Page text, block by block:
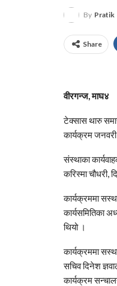
By Pratik
Share
वीरगन्ज, माघ४
टेक्सास थारु
कार्यक्रम
संस्थाका
करिस्मा चौधरी,
कार्यक्रममा
कार्यसमितिका
थियो ।
कार्यक्रममा
सचिव दिनेश
कार्यक्रम